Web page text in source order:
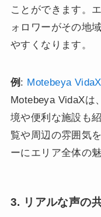
ことができます。
ォロワーがその地
やすくなります。
例 : Motebeya VidaX
Motebeya VidaXは
境や便利な施設も
覧や周辺の雰囲気
ーにエリア全体の
3. リアルな声の